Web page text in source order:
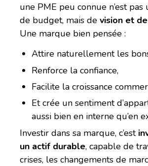
une PME peu connue n’est
de budget, mais de vision et
Une marque bien pensée :
Attire naturellement les
Renforce la confiance,
Facilite la croissance
Et crée un sentiment
aussi bien en interne qu’en
Investir dans sa marque, c’est
un actif durable, capable de
crises, les changements de